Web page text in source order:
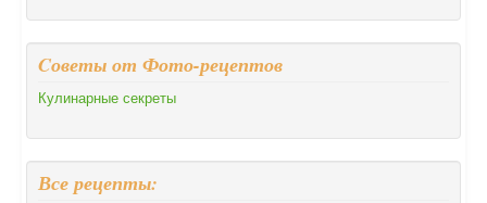
Cоветы от Фото-рецептов
Кулинарные секреты
Все рецепты: